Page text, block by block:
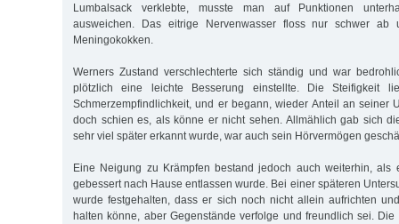
Lumbalsack verklebte, musste man auf Punktionen
ausweichen. Das eitrige Nervenwasser floss nur schwer ab
Meningokokken.
Werners Zustand verschlechterte sich ständig und war
plötzlich eine leichte Besserung einstellte. Die Steifigkeit
Schmerzempfindlichkeit, und er begann, wieder Anteil an seiner
doch schien es, als könne er nicht sehen. Allmählich gab sich
sehr viel später erkannt wurde, war auch sein Hörvermögen
Eine Neigung zu Krämpfen bestand jedoch auch weiterhin,
gebessert nach Hause entlassen wurde. Bei einer späteren
wurde festgehalten, dass er sich noch nicht allein aufrichten
halten könne, aber Gegenstände verfolge und freundlich sei. Die